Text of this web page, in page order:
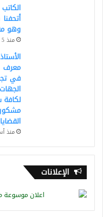
وهو
منذ 5 أيام
معرف
في
منذ
الإعلانات